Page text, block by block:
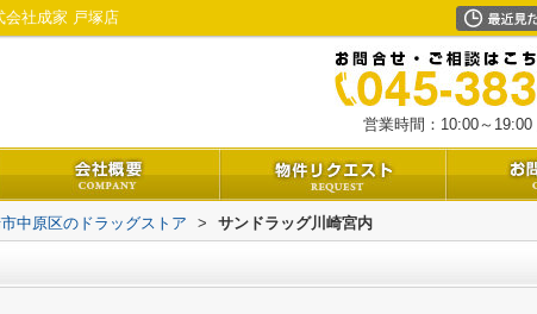
会社成家 戸塚店
営業時間：10:00～19:00
中原区のドラッグストア > サンドラッグ川崎宮内